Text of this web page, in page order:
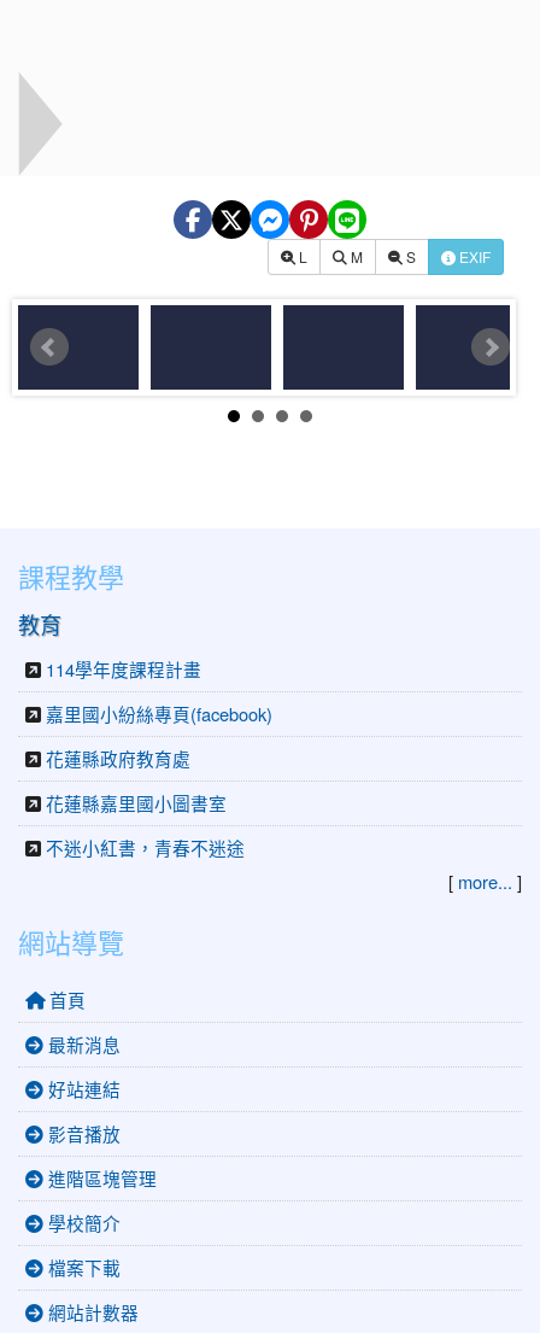
L M S EXIF
課程教學
教育
114學年度課程計畫
嘉里國小紛絲專頁(facebook)
花蓮縣政府教育處
花蓮縣嘉里國小圖書室
不迷小紅書，青春不迷途
[ more... ]
網站導覽
首頁
最新消息
好站連結
影音播放
進階區塊管理
學校簡介
檔案下載
網站計數器